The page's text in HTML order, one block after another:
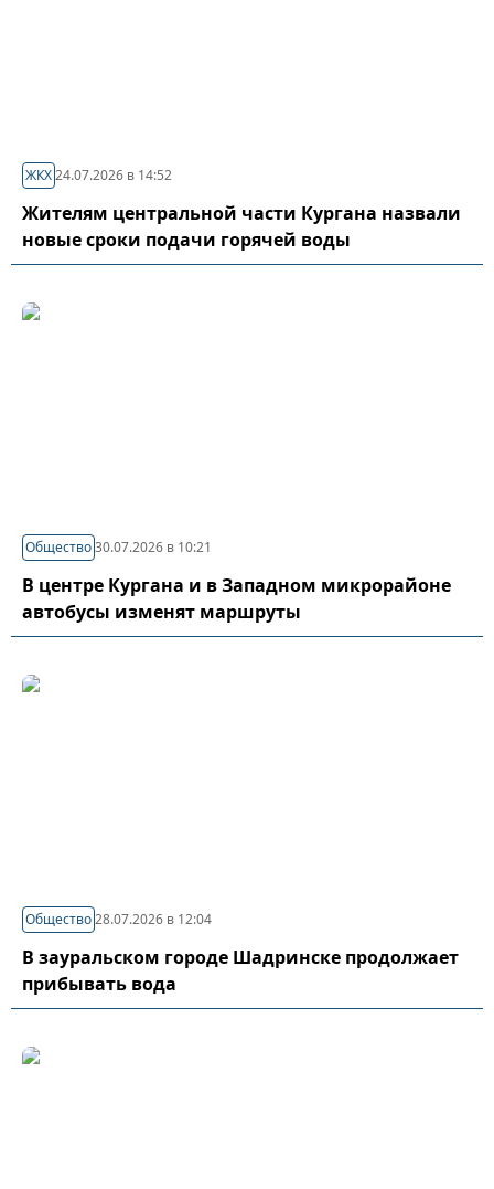
ЖКХ24.07.2026 в 14:52
Жителям центральной части Кургана назвали
новые сроки подачи горячей воды
Общество30.07.2026 в 10:21
В центре Кургана и в Западном микрорайоне
автобусы изменят маршруты
Общество28.07.2026 в 12:04
В зауральском городе Шадринске продолжает
прибывать вода